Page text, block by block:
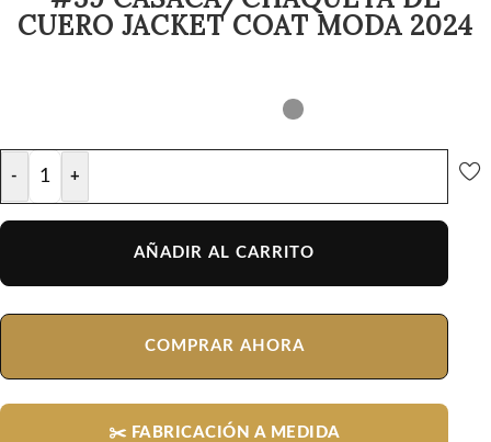
CUERO JACKET COAT MODA 2024
- +
AÑADIR AL CARRITO
COMPRAR AHORA
✂️ FABRICACIÓN A MEDIDA